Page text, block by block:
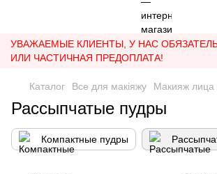
УВАЖАЕМЫЕ КЛИЕНТЫ, У НАС
ИЛИ ЧАСТИЧНАЯ ПРЕДОПЛАТА!
Каталог Все для макіяжу Макияж лица
Рассыпчатые пудры
Компактные пудры